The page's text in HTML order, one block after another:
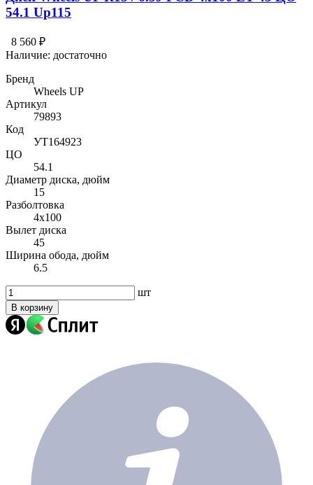
54.1 Up115
8 560 ₽
Наличие: достаточно
Бренд
Wheels UP
Артикул
79893
Код
УТ164923
ЦО
54.1
Диаметр диска, дюйм
15
Разболтовка
4x100
Вылет диска
45
Ширина обода, дюйм
6.5
шт
В корзину